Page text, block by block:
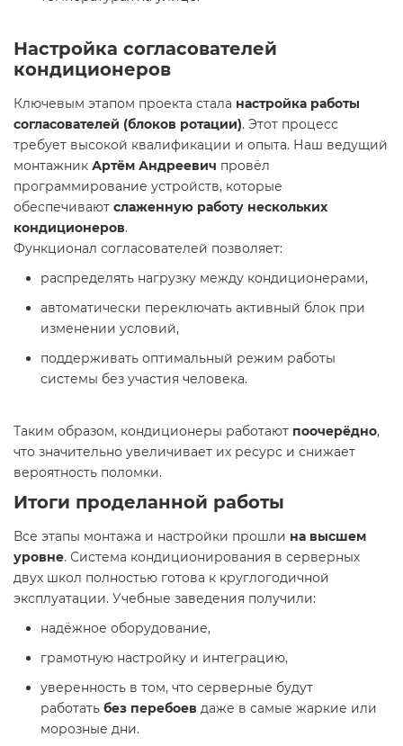
Настройка согласователей
кондиционеров
Ключевым этапом проекта стала настройка работы
согласователей (блоков ротации). Этот процесс
требует высокой квалификации и опыта. Наш ведущий
монтажник Артём Андреевич провёл
программирование устройств, которые
обеспечивают слаженную работу нескольких
кондиционеров.
Функционал согласователей позволяет:
распределять нагрузку между кондиционерами,
автоматически переключать активный блок при
изменении условий,
поддерживать оптимальный режим работы
системы без участия человека.
Таким образом, кондиционеры работают поочерёдно,
что значительно увеличивает их ресурс и снижает
вероятность поломки.
Итоги проделанной работы
Все этапы монтажа и настройки прошли на высшем
уровне. Система кондиционирования в серверных
двух школ полностью готова к круглогодичной
эксплуатации. Учебные заведения получили:
надёжное оборудование,
грамотную настройку и интеграцию,
уверенность в том, что серверные будут
работать без перебоев даже в самые жаркие или
морозные дни.